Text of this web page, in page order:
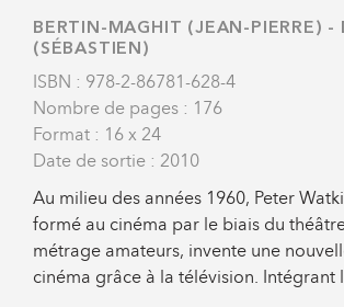
BERTIN-MAGHIT (JEAN-PIERRE) -
(SÉBASTIEN)
ISBN : 978-2-86781-628-4
Nombre de pages : 176
Format : 16 x 24
Date de sortie : 2010
Au milieu des années 1960, Peter
formé au cinéma par le biais du
métrage amateurs, invente une
cinéma grâce à la télévision. Intégrant